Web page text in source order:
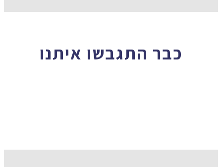
כבר התגבשו איתנו